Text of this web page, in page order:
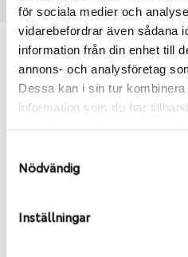
för sociala medier och
vidarebefordrar även sådana
information från din enhet till
annons- och analysföretag
Dessa kan i sin tur
information som du har
Nödvändig
Inställningar
Passar denna fälg
Ange
du valt passar din
Ibland kan fälgen ha bytts
inte vara samma